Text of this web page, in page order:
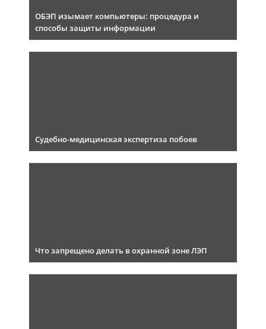
ОБЭП изымает компьютеры: процедура и
способы защиты информации
Судебно-медицинская экспертиза побоев
Что запрещено делать в охранной зоне ЛЭП